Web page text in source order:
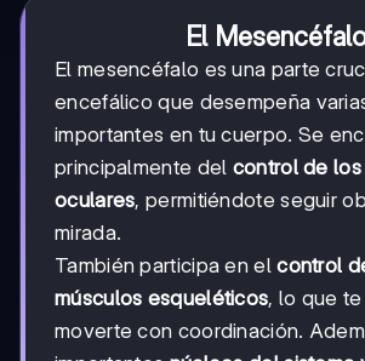
El
El mesencéfalo es una parte
encefálico que desempeña
importantes en tu cuerpo. Se
principalmente del control de
oculares, permitiéndote seguir
mirada.
También participa en elcontrol
músculos esqueléticos, lo que
moverte con coordinación.